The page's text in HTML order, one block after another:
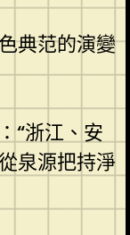
典范的演變
“浙江、安
泉源把持淨